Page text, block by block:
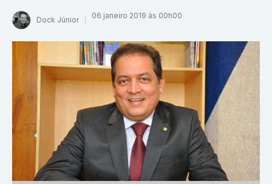
Dock Júnior 06 janeiro 2019 às 00h00